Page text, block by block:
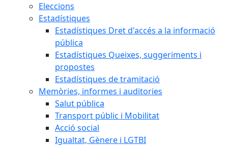
Eleccions
Estadístiques
Estadístiques Dret d'accés a la informació
pública
Estadístiques Queixes, suggeriments i
propostes
Estadístiques de tramitació
Memòries, informes i auditories
Salut pública
Transport públic i Mobilitat
Acció social
Igualtat, Gènere i LGTBI